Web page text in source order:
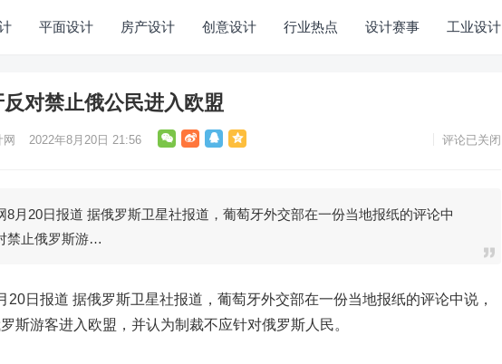
平面设计 房产设计 创意设计 行业热点 设计赛事 工业设计
对禁止俄公民进入欧盟
网 2022年8月20日 21:56 评论已关闭
20日报道 据俄罗斯卫星社报道，葡萄牙外交部在一份当地报纸的评论中
禁止俄罗斯游…
20日报道 据俄罗斯卫星社报道，葡萄牙外交部在一份当地报纸的评论中说，
斯游客进入欧盟，并认为制裁不应针对俄罗斯人民。